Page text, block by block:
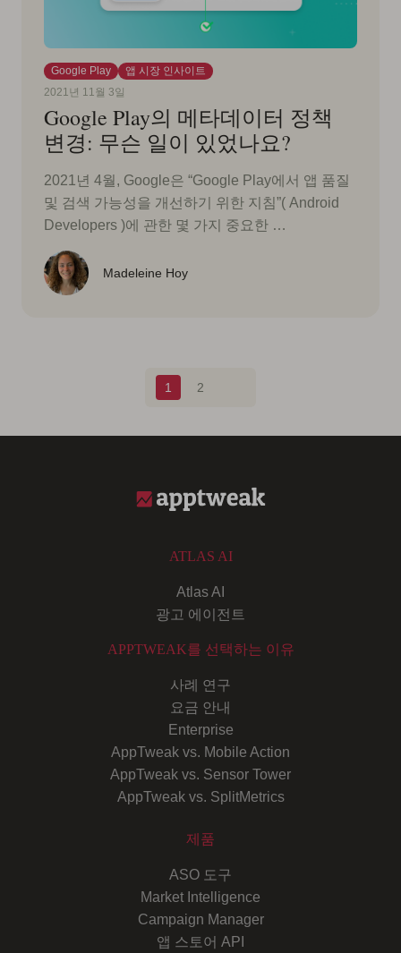
Google Play
앱 시장 인사이트
2021년 11월 3일
Google Play의 메타데이터 정책
변경: 무슨 일이 있었나요?
2021년 4월, Google은 “Google Play에서 앱 품질
및 검색 가능성을 개선하기 위한 지침”( Android
Developers )에 관한 몇 가지 중요한 …
Madeleine Hoy
1 2
ATLAS AI
Atlas AI
광고 에이전트
APPTWEAK를 선택하는 이유
사례 연구
요금 안내
Enterprise
AppTweak vs. Mobile Action
AppTweak vs. Sensor Tower
AppTweak vs. SplitMetrics
제품
ASO 도구
Market Intelligence
Campaign Manager
앱 스토어 API